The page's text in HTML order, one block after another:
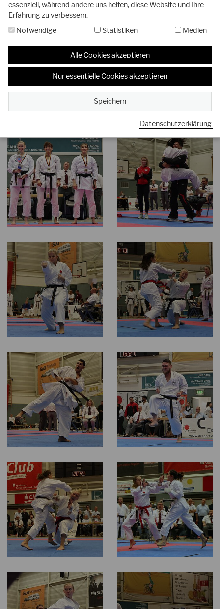
essenziell, während andere uns helfen, diese Website und Ihre
Erfahrung zu verbessern.
Notwendige
Statistiken Medien
Alle Cookies akzeptieren
Nur essentielle Cookies akzeptieren
Speichern
Datenschutzerklärung